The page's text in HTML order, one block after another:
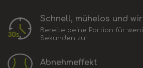
Schnell, mühelos und
Bereite deine Portion für
Sekunden zu!
Abnehmeffekt